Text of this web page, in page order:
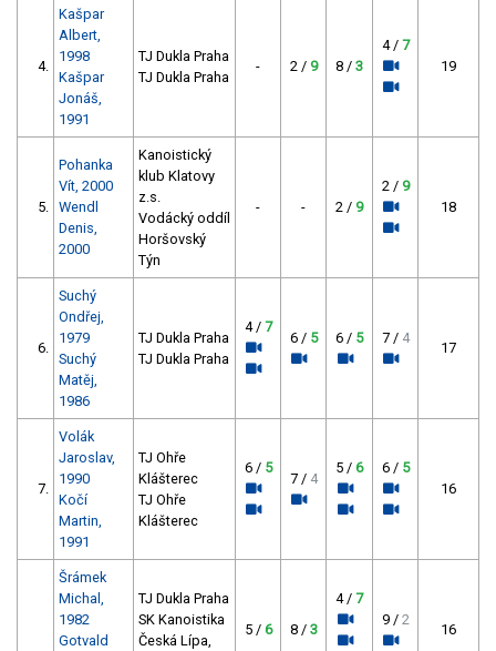
4.
Kašpar
Albert,
1998
Kašpar
Jonáš,
1991
TJ Dukla Praha
TJ Dukla Praha
- 2 / 9 8 / 3
4 / 7
19
5.
Pohanka
Vít, 2000
Wendl
Denis,
2000
Kanoistický
klub Klatovy
z.s.
Vodácký oddíl
Horšovský
Týn
- - 2 / 9
2 / 9
18
6.
Suchý
Ondřej,
1979
Suchý
Matěj,
1986
TJ Dukla Praha
TJ Dukla Praha
4 / 7
6 / 5 6 / 5 7 / 4
17
7.
Volák
Jaroslav,
1990
Kočí
Martin,
1991
TJ Ohře
Klášterec
TJ Ohře
Klášterec
6 / 5
7 / 4
5 / 6 6 / 5
16
Šrámek
Michal,
1982
Gotvald
TJ Dukla Praha
SK Kanoistika
Česká Lípa,
5 / 6 8 / 3
4 / 7
9 / 2
16